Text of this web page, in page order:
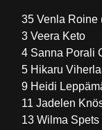
35 Venla Roine
3 Veera Keto
4 Sanna Porali
5 Hikaru
9 Heidi
11 Jadelen
13 Wilma Spets